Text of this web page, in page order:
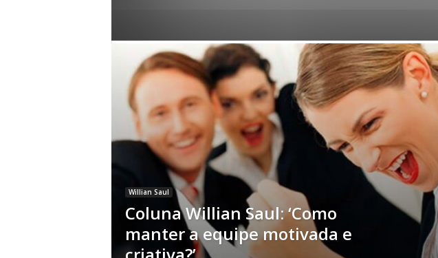
Willian Saul
Coluna Willian Saul: ‘Como
manter a equipe motivada e